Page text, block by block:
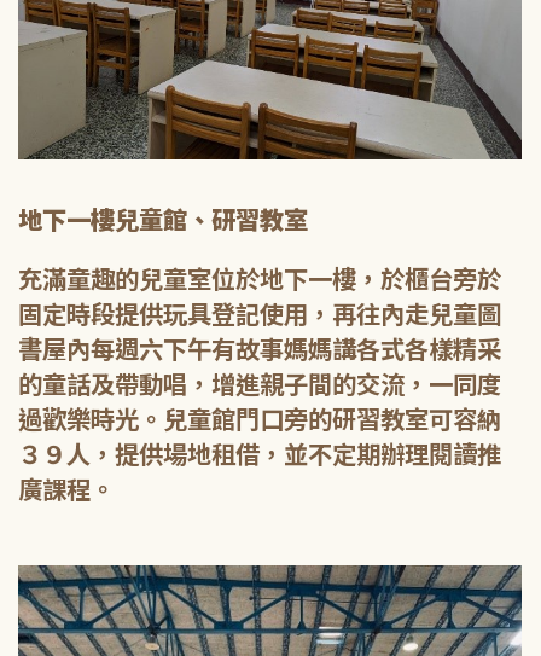
地下一樓兒童館、研習教室
充滿童趣的兒童室位於地下一樓，於櫃台旁於
固定時段提供玩具登記使用，再往內走兒童圖
書屋內每週六下午有故事媽媽講各式各樣精采
的童話及帶動唱，增進親子間的交流，一同度
過歡樂時光。兒童館門口旁的研習教室可容納
３９人，提供場地租借，並不定期辦理閱讀推
廣課程。